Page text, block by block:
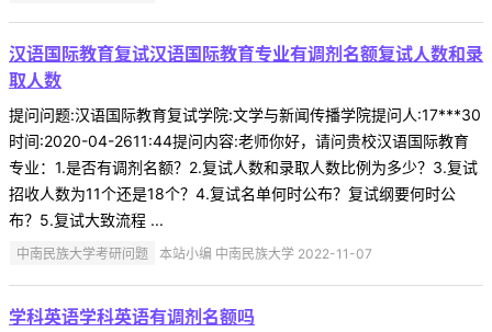
汉语国际教育复试汉语国际教育专业有调剂名额复试人数和录
取人数
提问问题:汉语国际教育复试学院:文学与新闻传播学院提问人:17***30
时间:2020-04-2611:44提问内容:老师你好，请问贵校汉语国际教育
专业：1.是否有调剂名额？2.复试人数和录取人数比例为多少？3.复试
招收人数为11个还是18个？4.复试名单何时公布？复试纲要何时公
布？5.复试大致流程 ...
中南民族大学考研问题 本站小编 中南民族大学 2022-11-07
学科英语学科英语有调剂名额吗